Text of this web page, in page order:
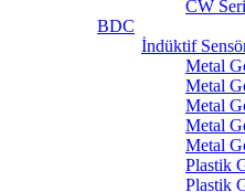
CW
BDC
İndüktif
Metal
Metal
Metal
Metal
Metal
Plastik
Plastik